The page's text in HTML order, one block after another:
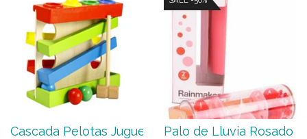
Cascada Pelotas Juguetes de...Palo de Lluvia Rosado